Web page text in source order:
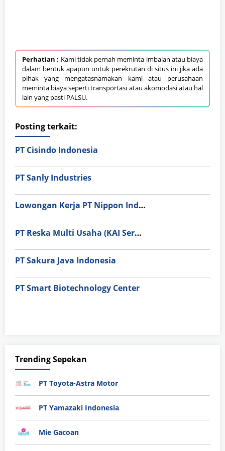
Perhatian : Kami tidak pernah meminta imbalan atau biaya
dalam bentuk apapun untuk perekrutan di situs ini jika ada
pihak yang mengatasnamakan kami atau perusahaan
meminta biaya seperti transportasi atau akomodasi atau hal
lain yang pasti PALSU.
Posting terkait:
PT Cisindo Indonesia
PT Sanly Industries
Lowongan Kerja PT Nippon Indosari Corpindo Tbk. Bulan Agustus 2026
PT Reska Multi Usaha (KAI Services)
PT Sakura Java Indonesia
PT Smart Biotechnology Center
Trending Sepekan
PT Toyota-Astra Motor
PT Yamazaki Indonesia
Mie Gacoan